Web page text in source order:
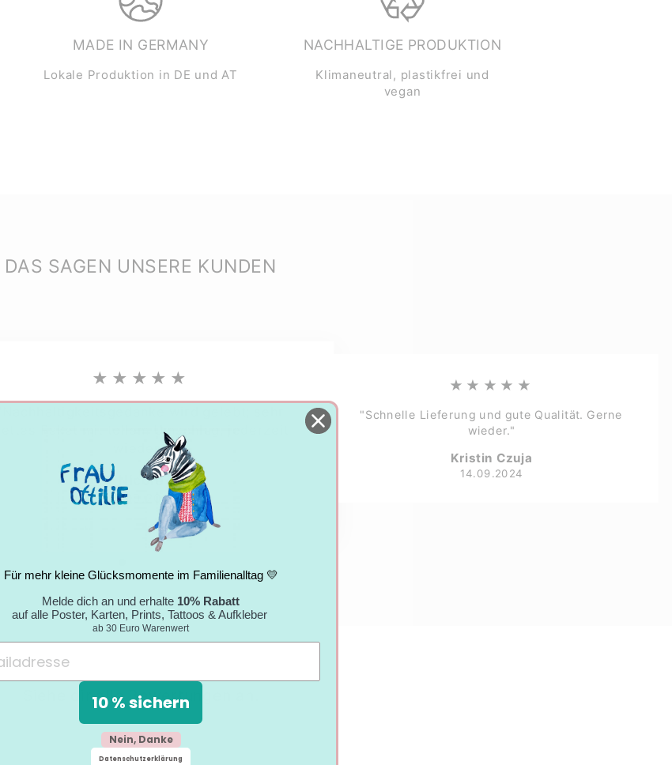
MADE IN GERMANY
Lokale Produktion in DE und AT
NACHHALTIGE PRODUKTION
Klimaneutral, plastikfrei und
vegan
DAS SAGEN UNSERE KUNDEN
★★★★★
nettes Paket mit tollem Umschlag; jederzeit
wieder."
Nicole
05.09.2024
★★★★★
"Schnelle Lieferung und gute Qualität. Gerne
wieder."
Kristin Czuja
14.09.2024
Siehe dir alle Bewertungen an.
Für mehr kleine Glücksmomente im Familienalltag 💛
Melde dich an und erhalte 10% Rabatt
auf alle Poster, Karten, Prints, Tattoos & Aufkleber
ab 30 Euro Warenwert
10 % sichern
Nein, Danke
Datenschutzerklärung